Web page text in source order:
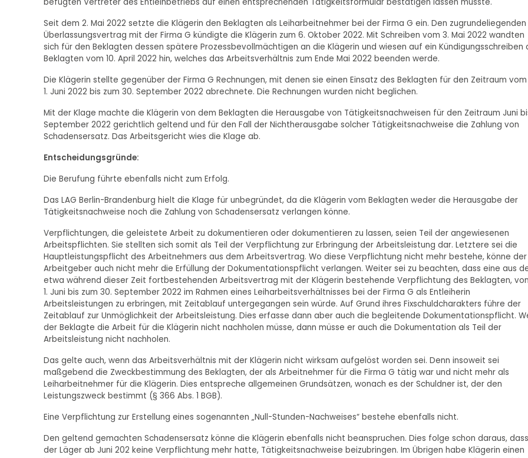
befugten Vertreter des Entleihbetriebs auf einen entsprechenden Tätigkeitsformular bestätigen lassen musste.
Seit dem 2. Mai 2022 setzte die Klägerin den Beklagten als Leiharbeitnehmer bei der Firma G ein. Den zugrundeliegenden
Überlassungsvertrag mit der Firma G kündigte die Klägerin zum 6. Oktober 2022. Mit Schreiben vom 3. Mai 2022 wandten
sich für den Beklagten dessen spätere Prozessbevollmächtigen an die Klägerin und wiesen auf ein Kündigungsschreiben
Beklagten vom 10. April 2022 hin, welches das Arbeitsverhältnis zum Ende Mai 2022 beenden werde.
Die Klägerin stellte gegenüber der Firma G Rechnungen, mit denen sie einen Einsatz des Beklagten für den Zeitraum vom
1. Juni 2022 bis zum 30. September 2022 abrechnete. Die Rechnungen wurden nicht beglichen.
Mit der Klage machte die Klägerin von dem Beklagten die Herausgabe von Tätigkeitsnachweisen für den Zeitraum Juni
September 2022 gerichtlich geltend und für den Fall der Nichtherausgabe solcher Tätigkeitsnachweise die Zahlung von
Schadensersatz. Das Arbeitsgericht wies die Klage ab.
Entscheidungsgründe:
Die Berufung führte ebenfalls nicht zum Erfolg.
Das LAG Berlin-Brandenburg hielt die Klage für unbegründet, da die Klägerin vom Beklagten weder die Herausgabe der
Tätigkeitsnachweise noch die Zahlung von Schadensersatz verlangen könne.
Verpflichtungen, die geleistete Arbeit zu dokumentieren oder dokumentieren zu lassen, seien Teil der angewiesenen
Arbeitspflichten. Sie stellten sich somit als Teil der Verpflichtung zur Erbringung der Arbeitsleistung dar. Letztere sei die
Hauptleistungspflicht des Arbeitnehmers aus dem Arbeitsvertrag. Wo diese Verpflichtung nicht mehr bestehe, könne der
Arbeitgeber auch nicht mehr die Erfüllung der Dokumentationspflicht verlangen. Weiter sei zu beachten, dass eine aus
etwa während dieser Zeit fortbestehenden Arbeitsvertrag mit der Klägerin bestehende Verpflichtung des Beklagten,
1. Juni bis zum 30. September 2022 im Rahmen eines Leiharbeitsverhältnisses bei der Firma G als Entleiherin
Arbeitsleistungen zu erbringen, mit Zeitablauf untergegangen sein würde. Auf Grund ihres Fixschuldcharakters führe der
Zeitablauf zur Unmöglichkeit der Arbeitsleistung. Dies erfasse dann aber auch die begleitende Dokumentationspflicht.
der Beklagte die Arbeit für die Klägerin nicht nachholen müsse, dann müsse er auch die Dokumentation als Teil der
Arbeitsleistung nicht nachholen.
Das gelte auch, wenn das Arbeitsverhältnis mit der Klägerin nicht wirksam aufgelöst worden sei. Denn insoweit sei
maßgebend die Zweckbestimmung des Beklagten, der als Arbeitnehmer für die Firma G tätig war und nicht mehr als
Leiharbeitnehmer für die Klägerin. Dies entspreche allgemeinen Grundsätzen, wonach es der Schuldner ist, der den
Leistungszweck bestimmt (§ 366 Abs. 1 BGB).
Eine Verpflichtung zur Erstellung eines sogenannten „Null-Stunden-Nachweises“ bestehe ebenfalls nicht.
Den geltend gemachten Schadensersatz könne die Klägerin ebenfalls nicht beanspruchen. Dies folge schon daraus, dass
der Läger ab Juni 202 keine Verpflichtung mehr hatte, Tätigkeitsnachweise beizubringen. Im Übrigen habe Klägerin einen